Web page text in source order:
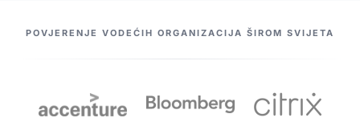
NAŠI PARTNERI
POVJERENJE VODEĆIH ORGANIZACIJA ŠIROM SVIJETA